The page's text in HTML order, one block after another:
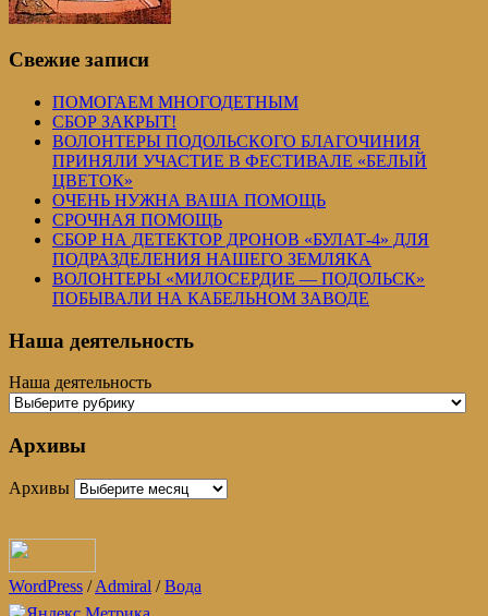
Свежие записи
ПОМОГАЕМ МНОГОДЕТНЫМ
СБОР ЗАКРЫТ!
ВОЛОНТЕРЫ ПОДОЛЬСКОГО БЛАГОЧИНИЯ
ПРИНЯЛИ УЧАСТИЕ В ФЕСТИВАЛЕ «БЕЛЫЙ
ЦВЕТОК»
ОЧЕНЬ НУЖНА ВАША ПОМОЩЬ
СРОЧНАЯ ПОМОЩЬ
СБОР НА ДЕТЕКТОР ДРОНОВ «БУЛАТ-4» ДЛЯ
ПОДРАЗДЕЛЕНИЯ НАШЕГО ЗЕМЛЯКА
ВОЛОНТЕРЫ «МИЛОСЕРДИЕ — ПОДОЛЬСК»
ПОБЫВАЛИ НА КАБЕЛЬНОМ ЗАВОДЕ
Наша деятельность
Наша деятельность
Архивы
Архивы
WordPress /Admiral /Вода